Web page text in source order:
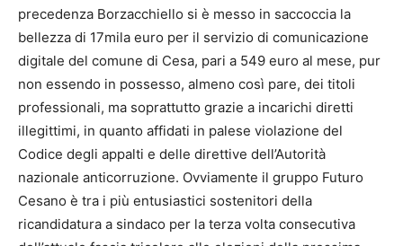
precedenza Borzacchiello si è messo in saccoccia la
bellezza di 17mila euro per il servizio di comunicazione
digitale del comune di Cesa, pari a 549 euro al mese, pur
non essendo in possesso, almeno così pare, dei titoli
professionali, ma soprattutto grazie a incarichi diretti
illegittimi, in quanto affidati in palese violazione del
Codice degli appalti e delle direttive dell’Autorità
nazionale anticorruzione. Ovviamente il gruppo Futuro
Cesano è tra i più entusiastici sostenitori della
ricandidatura a sindaco per la terza volta consecutiva